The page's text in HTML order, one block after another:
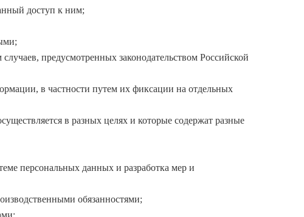
доступ к ним;
предусмотренных законодательством Российской
в частности путем их фиксации на отдельных
в разных целях и которые содержат разные
персональных данных и разработка мер и
обязанностями;